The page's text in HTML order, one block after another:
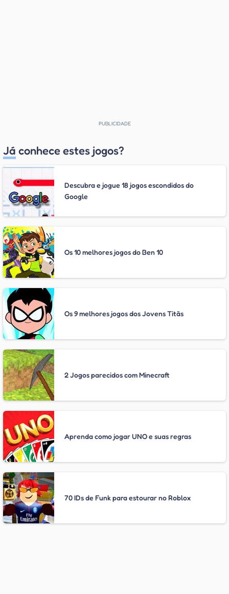
Já conhece estes jogos?
Descubra e jogue 18 jogos escondidos do
Google
Os 10 melhores jogos do Ben 10
Os 9 melhores jogos dos Jovens Titãs
2 Jogos parecidos com Minecraft
Aprenda como jogar UNO e suas regras
70 IDs de Funk para estourar no Roblox